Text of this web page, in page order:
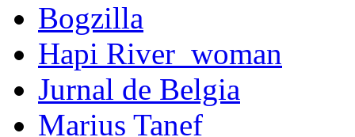
Bogzilla
Hapi River_woman
Jurnal de Belgia
Marius Tanef